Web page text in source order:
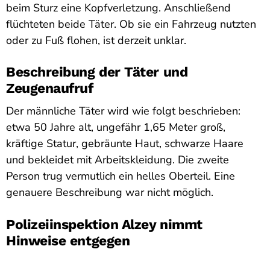
beim Sturz eine Kopfverletzung. Anschließend
flüchteten beide Täter. Ob sie ein Fahrzeug nutzten
oder zu Fuß flohen, ist derzeit unklar.
Beschreibung der Täter und
Zeugenaufruf
Der männliche Täter wird wie folgt beschrieben:
etwa 50 Jahre alt, ungefähr 1,65 Meter groß,
kräftige Statur, gebräunte Haut, schwarze Haare
und bekleidet mit Arbeitskleidung. Die zweite
Person trug vermutlich ein helles Oberteil. Eine
genauere Beschreibung war nicht möglich.
Polizeiinspektion Alzey nimmt
Hinweise entgegen